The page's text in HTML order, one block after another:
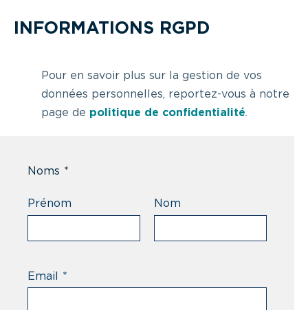
INFORMATIONS RGPD
Pour en savoir plus sur la gestion de vos
données personnelles, reportez-vous à notre
page de politique de confidentialité.
Noms *
Prénom Nom
Email *